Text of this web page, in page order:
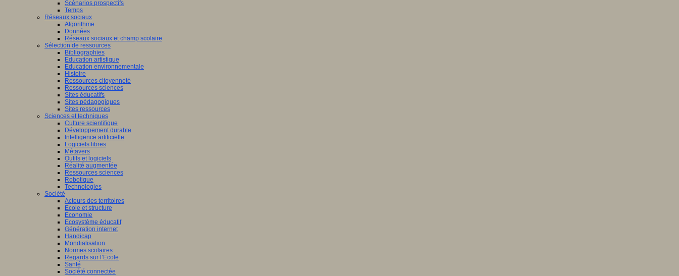
Scénarios prospectifs
Temps
Réseaux sociaux
Algorithme
Données
Réseaux sociaux et champ scolaire
Sélection de ressources
Bibliographies
Education artistique
Education environnementale
Histoire
Ressources citoyenneté
Ressources sciences
Sites éducatifs
Sites pédagogiques
Sites ressources
Sciences et techniques
Culture scientifique
Développement durable
Intelligence artificielle
Logiciels libres
Métavers
Outils et logiciels
Réalité augmentée
Ressources sciences
Robotique
Technologies
Société
Acteurs des territoires
Ecole et structure
Economie
Ecosystème éducatif
Génération internet
Handicap
Mondialisation
Normes scolaires
Regards sur l’Ecole
Santé
Société connectée